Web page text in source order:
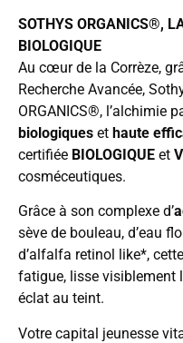
SOTHYS ORGANICS®,
BIOLOGIQUE
Au cœur de la Corrèze,
Recherche Avancée,
ORGANICS®, l’alchimie
biologiques et haute
certifiée BIOLOGIQUE et
cosméceutiques.
Grâce à son complexe d’
sève de bouleau, d’eau
d’alfalfa retinol like*,
fatigue, lisse visiblement
éclat au teint.
Votre capital jeunesse